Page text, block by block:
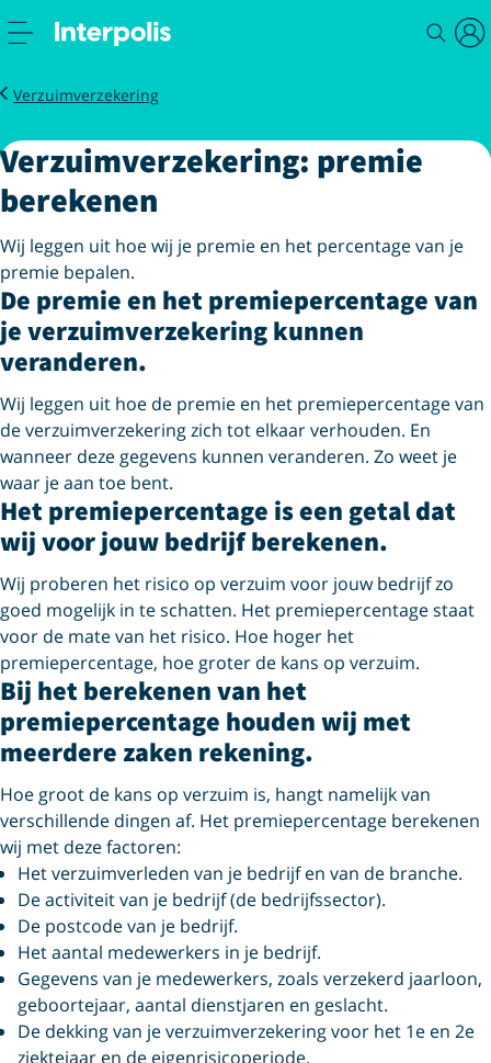
Zakelijk
Verzekeren
MkbVerzuimverzekering
Verzuimverzekering premie
Verzuimverzekering: premie
berekenen
Wij leggen uit hoe wij je premie en het percentage van je
premie bepalen.
De premie en het premiepercentage van
je verzuimverzekering kunnen
veranderen.
Wij leggen uit hoe de premie en het premiepercentage van
de verzuimverzekering zich tot elkaar verhouden. En
wanneer deze gegevens kunnen veranderen. Zo weet je
waar je aan toe bent.
Het premiepercentage is een getal dat
wij voor jouw bedrijf berekenen.
Wij proberen het risico op verzuim voor jouw bedrijf zo
goed mogelijk in te schatten. Het premiepercentage staat
voor de mate van het risico. Hoe hoger het
premiepercentage, hoe groter de kans op verzuim.
Bij het berekenen van het
premiepercentage houden wij met
meerdere zaken rekening.
Hoe groot de kans op verzuim is, hangt namelijk van
verschillende dingen af. Het premiepercentage berekenen
wij met deze factoren:
Het verzuimverleden van je bedrijf en van de branche.
De activiteit van je bedrijf (de bedrijfssector).
De postcode van je bedrijf.
Het aantal medewerkers in je bedrijf.
Gegevens van je medewerkers, zoals verzekerd jaarloon,
geboortejaar, aantal dienstjaren en geslacht.
De dekking van je verzuimverzekering voor het 1e en 2e
ziektejaar en de eigenrisicoperiode.